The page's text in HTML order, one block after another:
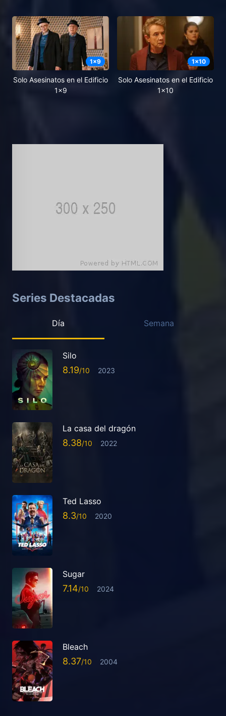
1x9
Solo Asesinatos en el Edificio
1x9
1x10
Solo Asesinatos en el Edificio
1x10
Series Destacadas
Día Semana
Silo
8.19 2023
La casa del dragón
8.38 2022
Ted Lasso
8.3 2020
Sugar
7.14 2024
Bleach
8.37 2004